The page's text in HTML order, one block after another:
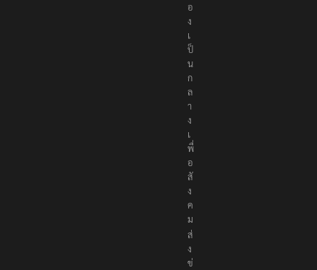
อ
ง
เ
ป็
น
ก
ล
า
ง
เ
พื่
อ
สั
ง
ค
ม
ส่
ง
ข่